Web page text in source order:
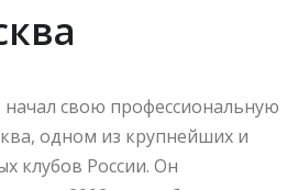
свою профессиональную
одном из крупнейших и
клубов России. Он